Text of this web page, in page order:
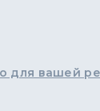
для вашей